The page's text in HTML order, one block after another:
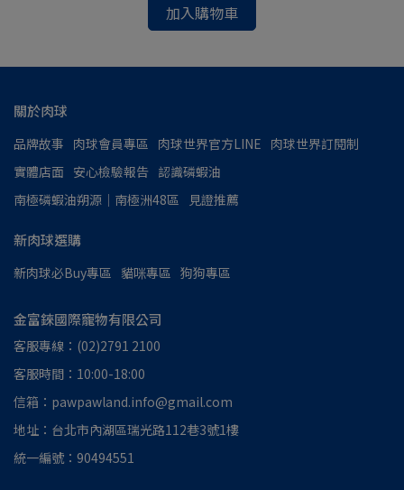
加入購物車
關於肉球
品牌故事 肉球會員專區 肉球世界官方LINE 肉球世界訂閱制
實體店面 安心檢驗報告 認識磷蝦油
南極磷蝦油朔源│南極洲48區
見證推薦
新肉球選購
新肉球必Buy專區 貓咪專區 狗狗專區
金富錸國際寵物有限公司
客服專線：(02)2791 2100
客服時間：10:00-18:00
信箱：pawpawland.info@gmail.com
地址：台北市內湖區瑞光路112巷3號1樓
統一編號：90494551